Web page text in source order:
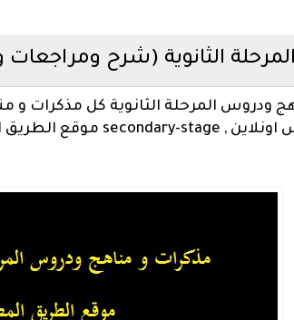
الثانوية (شرح
ودروس المرحلة الثانوية كل مذكرات و
اونلاين , secondary-stage موقع الطريق المضئ , مذكرات الطريق المضئ .